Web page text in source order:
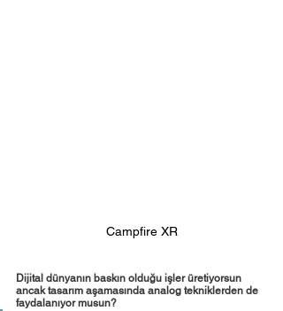
Campfire XR
Dijital dünyanın baskın olduğu işler üretiyorsun
ancak tasarım aşamasında analog tekniklerden de
faydalanıyor musun?